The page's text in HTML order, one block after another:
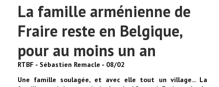
La famille arménienne de
Fraire reste en Belgique,
pour au moins un an
RTBF - Sébastien Remacle - 08/02
Une famille soulagée, et avec elle tout un village... La